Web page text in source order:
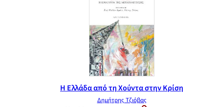
Η Ελλάδα από τη Χούντα στην Κρίση
Δημήτρης Τζιόβας